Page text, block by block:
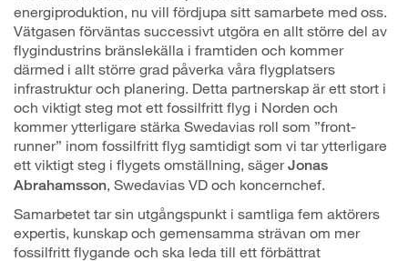
energiproduktion, nu vill fördjupa sitt samarbete med oss.
Vätgasen förväntas successivt utgöra en allt större del av
flygindustrins bränslekälla i framtiden och kommer
därmed i allt större grad påverka våra flygplatsers
infrastruktur och planering. Detta partnerskap är ett stort i
och viktigt steg mot ett fossilfritt flyg i Norden och
kommer ytterligare stärka Swedavias roll som ”front-
runner” inom fossilfritt flyg samtidigt som vi tar ytterligare
ett viktigt steg i flygets omställning, sägerJonas
Abrahamsson, Swedavias VD och koncernchef.
Samarbetet tar sin utgångspunkt i samtliga fem aktörers
expertis, kunskap och gemensamma strävan om mer
fossilfritt flygande och ska leda till ett förbättrat